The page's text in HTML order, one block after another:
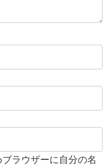
ラウザーに自分の名